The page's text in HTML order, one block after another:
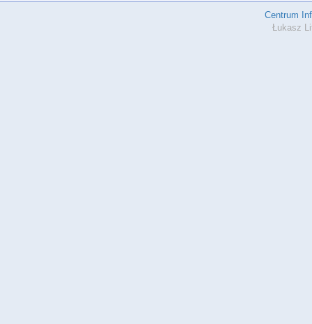
Centrum
Łukasz